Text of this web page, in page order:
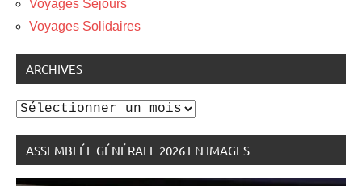
Voyages Séjours
Voyages Solidaires
ARCHIVES
Archives
ASSEMBLÉE GÉNÉRALE 2026 EN IMAGES